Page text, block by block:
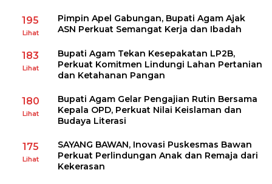
195
Lihat
Pimpin Apel Gabungan, Bupati Agam Ajak
ASN Perkuat Semangat Kerja dan Ibadah
183
Lihat
Bupati Agam Tekan Kesepakatan LP2B,
Perkuat Komitmen Lindungi Lahan Pertanian
dan Ketahanan Pangan
180
Lihat
Bupati Agam Gelar Pengajian Rutin Bersama
Kepala OPD, Perkuat Nilai Keislaman dan
Budaya Literasi
175
Lihat
SAYANG BAWAN, Inovasi Puskesmas Bawan
Perkuat Perlindungan Anak dan Remaja dari
Kekerasan